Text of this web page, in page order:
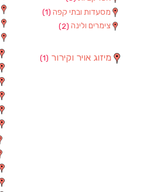
מסעדות ובתי קפה (1)
צימרים ולינה (2)
מיזוג אויר וקירור (1)